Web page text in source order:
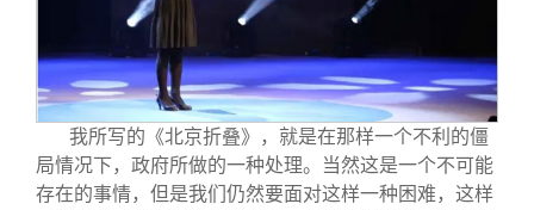
我所写的《北京折叠》，就是在那样一个不利的僵
局情况下，政府所做的一种处理。当然这是一个不可能
存在的事情，但是我们仍然要面对这样一种困难，这样